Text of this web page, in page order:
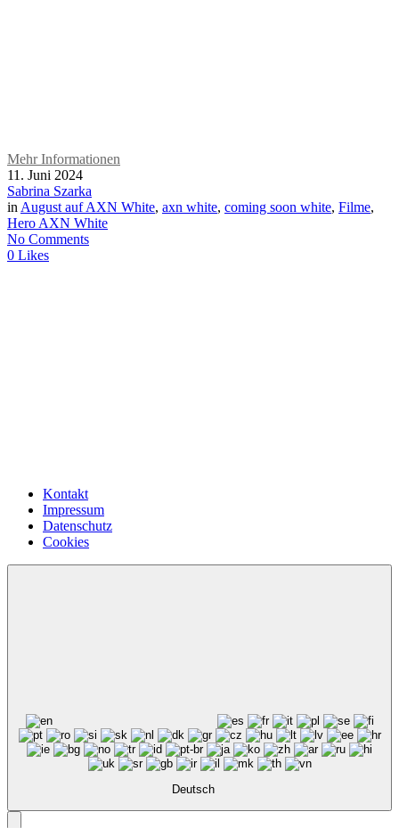
Mehr Informationen
11. Juni 2024
Sabrina Szarka
in August auf AXN White, axn white, coming soon white, Filme,
Hero AXN White
No Comments
0 Likes
Kontakt
Impressum
Datenschutz
Cookies
Deutsch